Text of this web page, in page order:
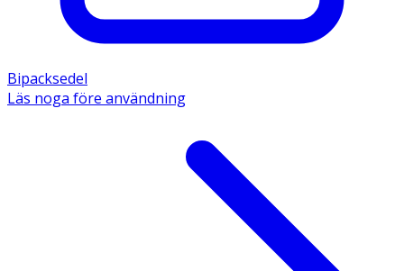
Bipacksedel
Läs noga före användning